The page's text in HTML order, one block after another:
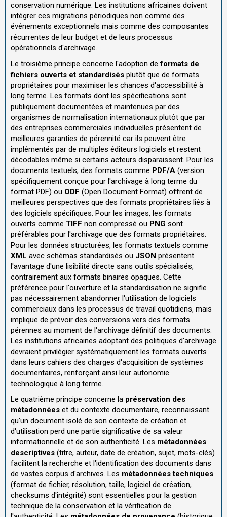
conservation numérique. Les institutions africaines doivent
intégrer ces migrations périodiques non comme des
événements exceptionnels mais comme des composantes
récurrentes de leur budget et de leurs processus
opérationnels d'archivage.
Le troisième principe concerne l'adoption deformats de
fichiers ouverts et standardisés plutôt que de formats
propriétaires pour maximiser les chances d'accessibilité à
long terme. Les formats dont les spécifications sont
publiquement documentées et maintenues par des
organismes de normalisation internationaux plutôt que par
des entreprises commerciales individuelles présentent de
meilleures garanties de pérennité car ils peuvent être
implémentés par de multiples éditeurs logiciels et restent
décodables même si certains acteurs disparaissent. Pour les
documents textuels, des formats comme PDF/A (version
spécifiquement conçue pour l'archivage à long terme du
format PDF) ou ODF (Open Document Format) offrent de
meilleures perspectives que des formats propriétaires liés à
des logiciels spécifiques. Pour les images, les formats
ouverts comme TIFF non compressé ou PNG sont
préférables pour l'archivage que des formats propriétaires.
Pour les données structurées, les formats textuels comme
XML avec schémas standardisés ou JSON présentent
l'avantage d'une lisibilité directe sans outils spécialisés,
contrairement aux formats binaires opaques. Cette
préférence pour l'ouverture et la standardisation ne signifie
pas nécessairement abandonner l'utilisation de logiciels
commerciaux dans les processus de travail quotidiens, mais
implique de prévoir des conversions vers des formats
pérennes au moment de l'archivage définitif des documents.
Les institutions africaines adoptant des politiques d'archivage
devraient privilégier systématiquement les formats ouverts
dans leurs cahiers des charges d'acquisition de systèmes
documentaires, renforçant ainsi leur autonomie
technologique à long terme.
Le quatrième principe concerne la préservation des
métadonnées et du contexte documentaire, reconnaissant
qu'un document isolé de son contexte de création et
d'utilisation perd une partie significative de sa valeur
informationnelle et de son authenticité. Les métadonnées
descriptives (titre, auteur, date de création, sujet, mots-clés)
facilitent la recherche et l'identification des documents dans
de vastes corpus d'archives. Les métadonnées techniques
(format de fichier, résolution, taille, logiciel de création,
checksums d'intégrité) sont essentielles pour la gestion
technique de la conservation et la vérification de